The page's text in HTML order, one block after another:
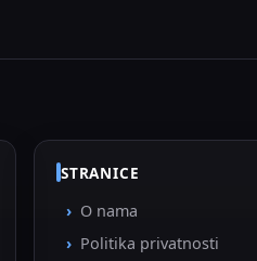
STRANICE
O nama
Politika privatnosti